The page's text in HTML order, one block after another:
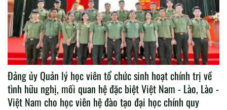
Đảng ủy Quản lý học viên tổ chức sinh hoạt chính trị về
tình hữu nghị, mối quan hệ đặc biệt Việt Nam - Lào, Lào -
Việt Nam cho học viên hệ đào tạo đại học chính quy